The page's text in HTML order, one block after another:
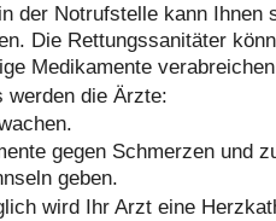
der Notrufstelle kann Ihnen
Die Rettungssanitäter
Medikamente
werden die Ärzte:
gegen Schmerzen und
geben.
wird Ihr Arzt eine